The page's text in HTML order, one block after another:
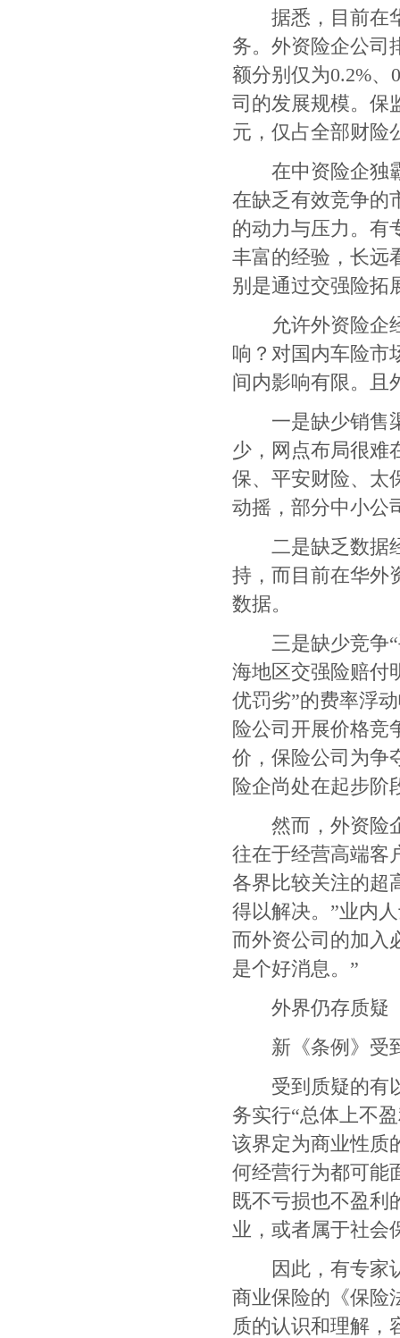
据悉，目前在
务。外资险企公司
额分别仅为0.2%、
司的发展规模。保
元，仅占全部财险
在中资险企独霸
在缺乏有效竞争的
的动力与压力。有
丰富的经验，长远
别是通过交强险拓
允许外资险企经
响？对国内车险市
间内影响有限。且
一是缺少销售渠
少，网点布局很难
保、平安财险、太
动摇，部分中小公
二是缺乏数据经
持，而目前在华外
数据。
三是缺少竞争“
海地区交强险赔付
优罚劣”的费率浮
险公司开展价格竞
价，保险公司为争
险企尚处在起步阶
然而，外资险企
往在于经营高端客
各界比较关注的超
得以解决。 ”业内
而外资公司的加入
是个好消息。 ”
外界仍存质疑
新《条例》受到
受到质疑的有以
务实行“总体上不
该界定为商业性质
何经营行为都可能
既不亏损也不盈利
业，或者属于社会
因此，有专家认
商业保险的《保险
质的认识和理解，